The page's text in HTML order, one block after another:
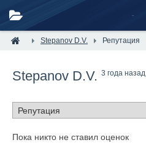
Stepanov D.V. Репутация
Stepanov D.V. 3 года назад
Пока никто не ставил оценок